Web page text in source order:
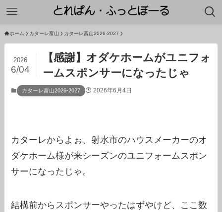
ホーム カターレ富山 カターレ富山2026-2027
【感謝】オダケホームがユニフォ
ームスポンサーになったじゃ
2026
6/04
カターレ富山2026-2027 2026年6月4日
カターレからよぉ、射水市のハウスメーカーのオ
ダケホーム様が来シーズンのユニフォームスポン
サーになったじゃ。
結構前からスポンサーやったはずやけど、ここ数